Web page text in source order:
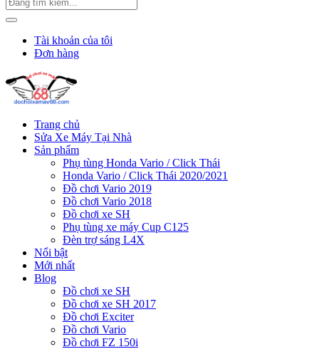
Tài khoản của tôi
Đơn hàng
Trang chủ
Sửa Xe Máy Tại Nhà
Sản phẩm
Phụ tùng Honda Vario / Click Thái
Honda Vario / Click Thái 2020/2021
Đồ chơi Vario 2019
Đồ chơi Vario 2018
Đồ chơi xe SH
Phụ tùng xe máy Cup C125
Đèn trợ sáng L4X
Nổi bật
Mới nhất
Blog
Đồ chơi xe SH
Đồ chơi xe SH 2017
Đồ chơi Exciter
Đồ chơi Vario
Đồ chơi FZ 150i